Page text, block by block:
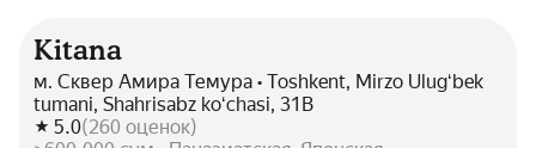
Kitana
м. Сквер Амира Темура • Toshkent, Mirzo Ulugʻbek
tumani, Shahrisabz koʻchasi, 31B
5.0(260 оценок)